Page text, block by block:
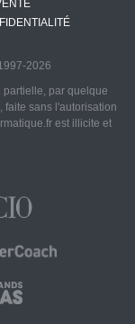
2026
par quelque
faite sans l'autorisation
est illicite et